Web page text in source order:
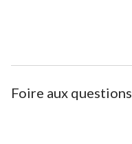
Foire aux questions